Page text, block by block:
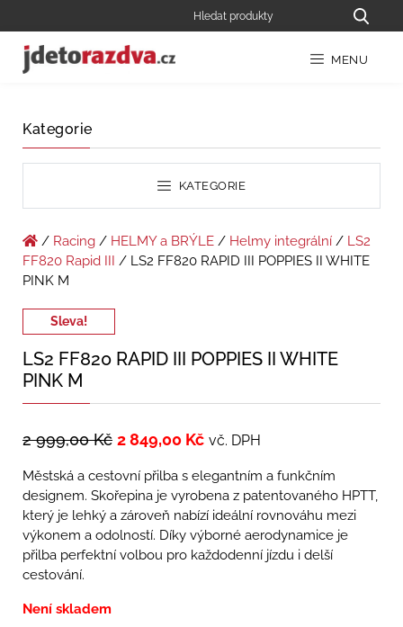
MENU
Kategorie
KATEGORIE
/ Racing / HELMY a BRÝLE / Helmy integrální / LS2
FF820 Rapid III
/ LS2 FF820 RAPID III POPPIES II WHITE
PINK M
Sleva!
LS2 FF820 RAPID III POPPIES II WHITE
PINK M
2 999,00Kč 2 849,00 Kč vč. DPH
Městská a cestovní přilba s elegantním a funkčním
designem. Skořepina je vyrobena z patentovaného HPTT,
který je lehký a zároveň nabízí ideální rovnováhu mezi
výkonem a odolností. Díky výborné aerodynamice je
přilba perfektní volbou pro každodenní jízdu i delší
cestování.
Není skladem